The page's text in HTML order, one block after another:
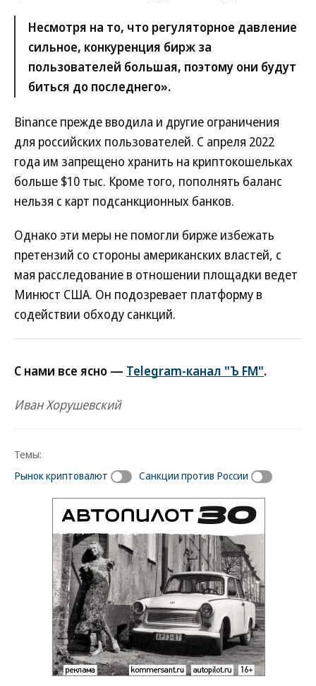
Несмотря на то, что регуляторное давление
сильное, конкуренция бирж за
пользователей большая, поэтому они будут
биться до последнего».
Binance прежде вводила и другие ограничения
для российских пользователей. С апреля 2022
года им запрещено хранить на криптокошельках
больше $10 тыс. Кроме того, пополнять баланс
нельзя с карт подсанкционных банков.
Однако эти меры не помогли бирже избежать
претензий со стороны американских властей, с
мая расследование в отношении площадки ведет
Минюст США. Он подозревает платформу в
содействии обходу санкций.
С нами все ясно — Telegram-канал "Ъ FM".
Иван Хорушевский
Темы:
Рынок криптовалют
Санкции против России